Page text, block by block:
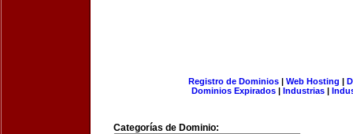
Registro de Dominios| Web Hosting |
Dominios Expirados | Industrias |
Categorías de Dominio: